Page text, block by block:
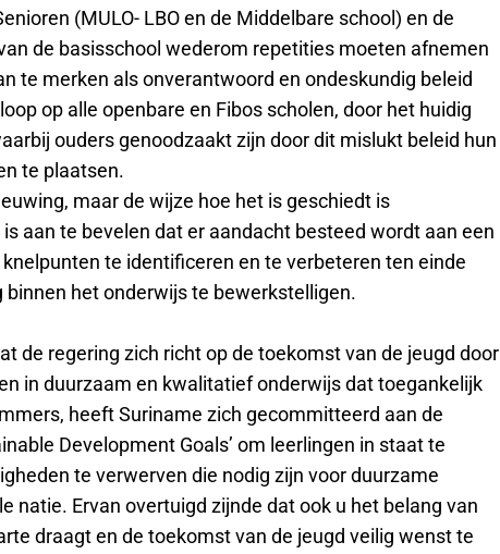
(MULO- LBO en de Middelbare school) en de
de basisschool wederom repetities moeten afnemen
te merken als onverantwoord en ondeskundig beleid
op alle openbare en Fibos scholen, door het huidig
ouders genoodzaakt zijn door dit mislukt beleid hun
te plaatsen.
maar de wijze hoe het is geschiedt is
aan te bevelen dat er aandacht besteed wordt aan een
te identificeren en te verbeteren ten einde
het onderwijs te bewerkstelligen.
de regering zich richt op de toekomst van de jeugd door
in duurzaam en kwalitatief onderwijs dat toegankelijk
heeft Suriname zich gecommitteerd aan de
Development Goals’ om leerlingen in staat te
te verwerven die nodig zijn voor duurzame
natie. Ervan overtuigd zijnde dat ook u het belang van
draagt en de toekomst van de jeugd veilig wenst te